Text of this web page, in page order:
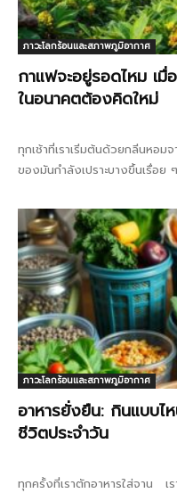
ภาวะโลกร้อนและสภาพภูมิอากาศ
กาแฟจะอยู่รอดไหม เ
ในอนาคตต้องคิดใหม่
ทุกเช้าที่เราเริ่มต้นด้วยกลิ่นหอ
ของมันกำลังเปราะบางขึ้นเรื่อย
ภาวะโลกร้อนและสภาพภูมิอากาศ
อาหารยั่งยืน: กินแบบไ
ชีวิตประจำวัน
ทุกครั้งที่เราตักอาหารใส่จาน เ